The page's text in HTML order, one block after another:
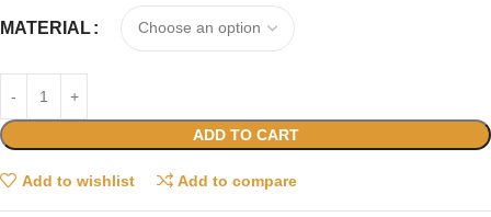
MATERIAL
ADD TO CART
Add to wishlist Add to compare